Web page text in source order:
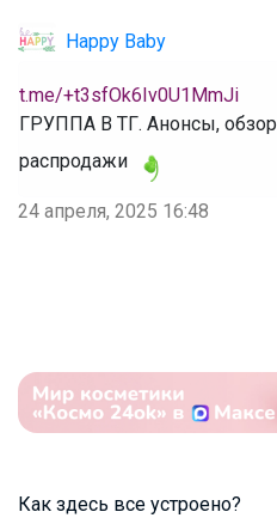
Happy Baby
t.me/+t3sfOk6Iv0U1MmJi
‌ГРУППА В ТГ. Анонсы,
распродажи
24 апреля, 2025 16:48
Как здесь все устроено?